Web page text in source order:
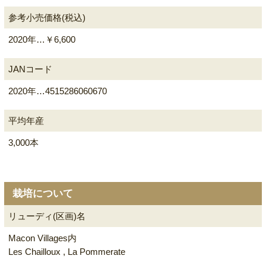
参考小売価格(税込)
2020年…￥6,600
JANコード
2020年…4515286060670
平均年産
3,000本
栽培について
リューディ(区画)名
Macon Villages内
Les Chailloux , La Pommerate